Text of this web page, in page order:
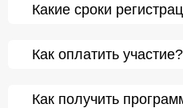
Какие сроки
Как оплатить участие?
Как получить